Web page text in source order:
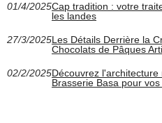
01/4/2025Cap tradition : votre
les landes
27/3/2025Les Détails Derrière la
Chocolats de Pâques
02/2/2025Découvrez
Brasserie Basa pour